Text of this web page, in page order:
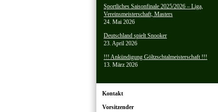
Sportliches Saisonfinale 2025/2026 – Liga,
Vereinsmeisterschaft, Masters
24. Mai 2026
Deutschland spielt Snooker
23. April 2026
!!! Ankündigung Göltzschtalmeisterschaft !!!
13. März 2026
Kontakt
Vorsitzender